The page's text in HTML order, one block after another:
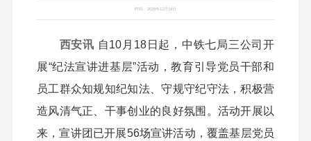
时间：2025年12月18日
西安讯 自10月18日起，中铁七局三公司开
展“纪法宣讲进基层”活动，教育引导党员干部和
员工群众知规知纪知法、守规守纪守法，积极营
造风清气正、干事创业的良好氛围。活动开展以
来，宣讲团已开展56场宣讲活动，覆盖基层党员